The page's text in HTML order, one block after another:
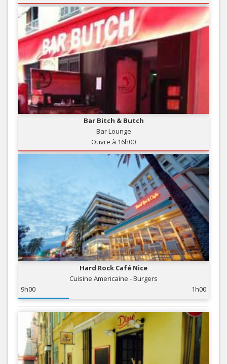
Bar Bitch & Butch
Bar Lounge
Ouvre à 16h00
Hard Rock Café Nice
Cuisine Americaine - Burgers
9h00
1h00